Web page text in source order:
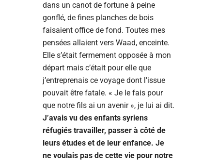
dans un canot de fortune à peine
gonflé, de fines planches de bois
faisaient office de fond. Toutes mes
pensées allaient vers Waad, enceinte.
Elle s’était fermement opposée à mon
départ mais c’était pour elle que
j’entreprenais ce voyage dont l’issue
pouvait être fatale. « Je le fais pour
que notre fils ai un avenir », je lui ai dit.
J’avais vu des enfants syriens
réfugiés travailler, passer à côté de
leurs études et de leur enfance. Je
ne voulais pas de cette vie pour notre